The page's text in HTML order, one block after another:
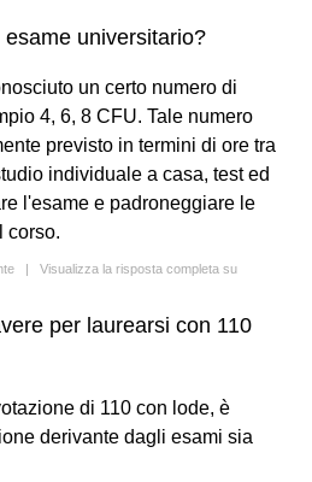
universitario?
un certo numero di
4, 6, 8 CFU. Tale numero
previsto in termini di ore tra
individuale a casa, test ed
l'esame e padroneggiare le
corso.
| Visualizza la risposta completa su
per laurearsi con 110
di 110 con lode, è
derivante dagli esami sia